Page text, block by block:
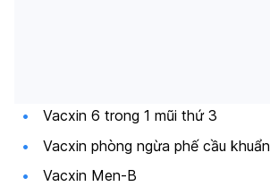
Vacxin 6 trong 1 mũi thứ 3
Vacxin phòng ngừa phế cầu khuẩn
Vacxin Men-B